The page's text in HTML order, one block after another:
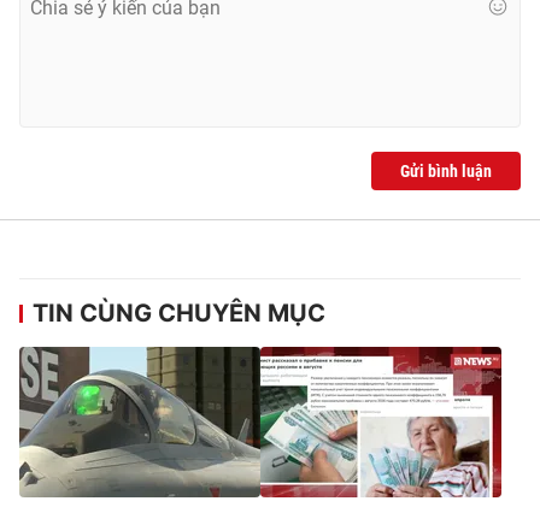
Gửi bình luận
TIN CÙNG CHUYÊN MỤC